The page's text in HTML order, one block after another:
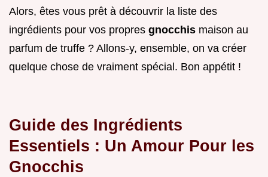
Alors, êtes vous prêt à découvrir la liste des
ingrédients pour vos propres gnocchis maison au
parfum de truffe ? Allons-y, ensemble, on va créer
quelque chose de vraiment spécial. Bon appétit !
Guide des Ingrédients
Essentiels : Un Amour Pour les
Gnocchis